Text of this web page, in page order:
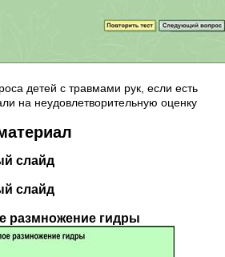
детей с травмами рук, если есть
на неудовлетворительную оценку
слайд
слайд
размножение гидры